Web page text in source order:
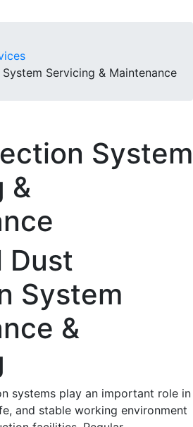
Servicing & Maintenance
System
&
Dust
System
&
systems play an important role in
and stable working environment